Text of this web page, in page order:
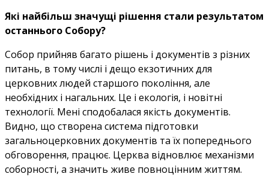
Які найбільш значущі рішення стали результатом
останнього Собору?
Собор прийняв багато рішень і документів з різних
питань, в тому числі і дещо екзотичних для
церковних людей старшого покоління, але
необхідних і нагальних. Це і екологія, і новітні
технології. Мені сподобалася якість документів.
Видно, що створена система підготовки
загальноцерковних документів та їх попереднього
обговорення, працює. Церква відновлює механізми
соборності, а значить живе повноцінним життям.